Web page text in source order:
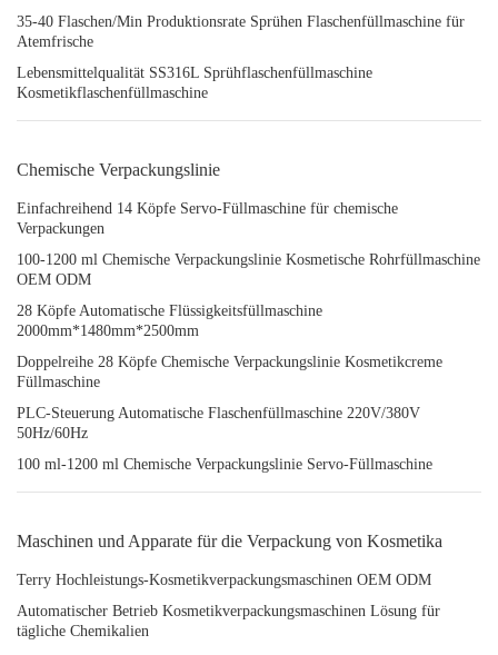
35-40 Flaschen/Min Produktionsrate Sprühen Flaschenfüllmaschine für
Atemfrische
Lebensmittelqualität SS316L Sprühflaschenfüllmaschine
Kosmetikflaschenfüllmaschine
Chemische Verpackungslinie
Einfachreihend 14 Köpfe Servo-Füllmaschine für chemische
Verpackungen
100-1200 ml Chemische Verpackungslinie Kosmetische Rohrfüllmaschine
OEM ODM
28 Köpfe Automatische Flüssigkeitsfüllmaschine
2000mm*1480mm*2500mm
Doppelreihe 28 Köpfe Chemische Verpackungslinie Kosmetikcreme
Füllmaschine
PLC-Steuerung Automatische Flaschenfüllmaschine 220V/380V
50Hz/60Hz
100 ml-1200 ml Chemische Verpackungslinie Servo-Füllmaschine
Maschinen und Apparate für die Verpackung von Kosmetika
Terry Hochleistungs-Kosmetikverpackungsmaschinen OEM ODM
Automatischer Betrieb Kosmetikverpackungsmaschinen Lösung für
tägliche Chemikalien